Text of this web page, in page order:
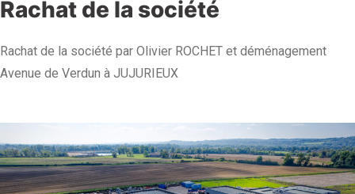
Rachat de la société
Rachat de la société par Olivier ROCHET et déménagement
Avenue de Verdun à JUJURIEUX